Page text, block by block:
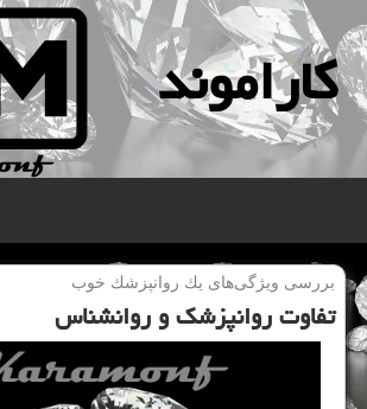
كاراموند
بررسی ویژگی‌های یك روانپزشك خوب
تفاوت روانپزشك و روانشناس